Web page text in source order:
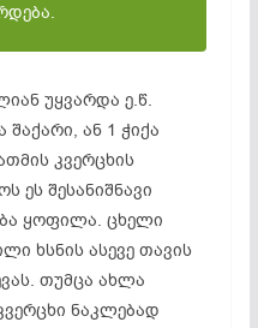
უყვარდა ე.წ.
ან 1 ჭიქა
კვერცხის
ეს შესანიშნავი
ყოფილა. ცხელი
ხსნის ასევე თავის
თუმცა ახლა
ნაკლებად